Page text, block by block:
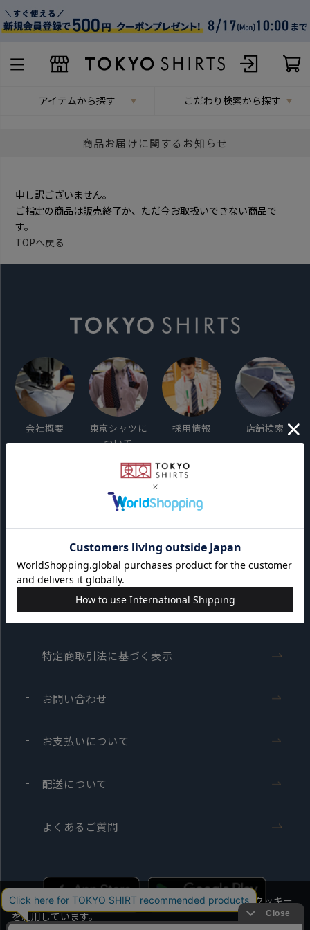
アイテムから探す こだわり検索から探す
商品お届けに関するお知らせ
申し訳ございません。
ご指定の商品は販売終了か、ただ今お取扱いできない商品で
す。
TOPへ戻る
会社概要
東京シャツに
ついて
採用情報 店舗検索
サイト利用規約
会員利用規約
プライバシーポリシー
特定商取引法に基づく表示
お問い合わせ
お支払いについて
配送について
よくあるご質問
当社のウェブサイトでは、お客様の利便性向上のためにクッキー
を利用しています。